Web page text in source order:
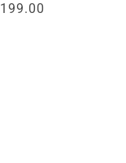
199.00